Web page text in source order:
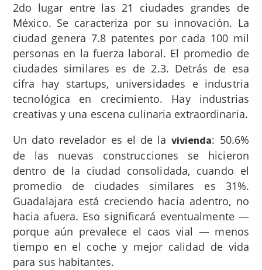
2do lugar entre las 21 ciudades grandes de
México. Se caracteriza por su innovación. La
ciudad genera 7.8 patentes por cada 100 mil
personas en la fuerza laboral. El promedio de
ciudades similares es de 2.3. Detrás de esa
cifra hay startups, universidades e industria
tecnológica en crecimiento. Hay industrias
creativas y una escena culinaria extraordinaria.
Un dato revelador es el de la vivienda: 50.6%
de las nuevas construcciones se hicieron
dentro de la ciudad consolidada, cuando el
promedio de ciudades similares es 31%.
Guadalajara está creciendo hacia adentro, no
hacia afuera. Eso significará eventualmente —
porque aún prevalece el caos vial — menos
tiempo en el coche y mejor calidad de vida
para sus habitantes.